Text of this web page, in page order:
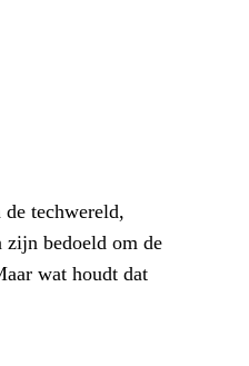
techwereld,
zijn bedoeld om de
wat houdt dat